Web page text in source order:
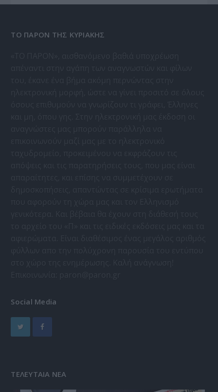
ΤΟ ΠΑΡΟΝ ΤΗΣ ΚΥΡΙΑΚΗΣ
Social Media
ΤΕΛΕΥΤΑΙΑ ΝΕΑ